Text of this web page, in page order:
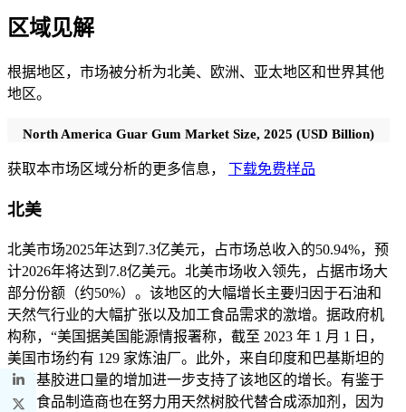
区域见解
根据地区，市场被分析为北美、欧洲、亚太地区和世界其他
地区。
North America Guar Gum Market Size, 2025 (USD Billion)
获取本市场区域分析的更多信息， 下载免费样品
北美
北美市场2025年达到7.3亿美元，占市场总收入的50.94%，预
计2026年将达到7.8亿美元。北美市场收入领先，占据市场大
部分份额（约50%）。该地区的大幅增长主要归因于石油和
天然气行业的大幅扩张以及加工食品需求的激增。据政府机
构称，“美国据美国能源情报署称，截至 2023 年 1 月 1 日，
美国市场约有 129 家炼油厂。此外，来自印度和巴基斯坦的
簇豆基胶进口量的增加进一步支持了该地区的增长。有鉴于
此，食品制造商也在努力用天然树胶代替合成添加剂，因为